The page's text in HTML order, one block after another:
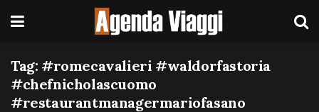
Tag: #romecavalieri #waldorfastoria
#chefnicholascuomo
#restaurantmanagermariofasano